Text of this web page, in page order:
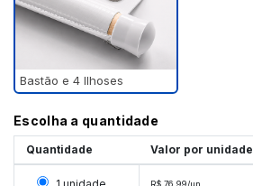
Bastão e 4 Ilhoses
Escolha a quantidade
Quantidade Valor por unidade